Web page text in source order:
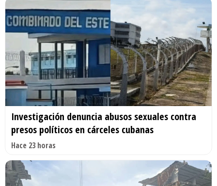
Investigación denuncia abusos sexuales contra
presos políticos en cárceles cubanas
Hace 23 horas